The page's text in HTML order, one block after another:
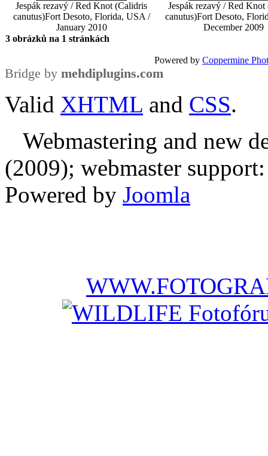
Jespák rezavý / Red Knot (Calidris
canutus)Fort Desoto, Florida, USA /
January 2010
Jespák rezavý / Red Knot
canutus)Fort Desoto,
December 2009
3 obrázků na 1 stránkách
Powered by Coppermine
Bridge by mehdiplugins.com
Valid XHTML and CSS.
Webmastering and new
(2009); webmaster
Powered by Joomla